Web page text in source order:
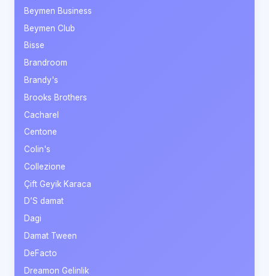
Beymen Business
Beymen Club
Bisse
Brandroom
Brandy's
Brooks Brothers
Cacharel
Centone
Colin's
Collezione
Çift Geyik Karaca
D’S damat
Dagi
Damat Tween
DeFacto
Dreamon Gelinlik